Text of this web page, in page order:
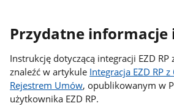
Przydatne informacje
Instrukcję dotyczącą integracji EZD RP
znaleźć w artykule Integracja EZD RP
Rejestrem Umów, opublikowanym w
użytkownika EZD RP.